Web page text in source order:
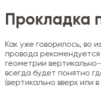
Прокладка
Как уже говорилось, во
провода
геометрии
всегда будет понятно
(вертикально вверх или